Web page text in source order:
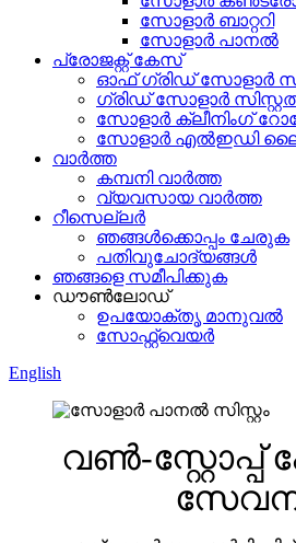
സോളാർ ബാറ്ററി
സോളാർ പാനൽ
പ്രോജക്റ്റ് കേസ്
ഓഫ് ഗ്രിഡ് സോളാർ
ഗ്രിഡ് സോളാർ
സോളാർ ക്ലീനിംഗ്
സോളാർ എൽഇഡി ലൈറ്റ്
വാർത്ത
കമ്പനി വാർത്ത
വ്യവസായ വാർത്ത
റീസെല്ലർ
ഞങ്ങൾക്കൊപ്പം ചേരുക
പതിവുചോദ്യങ്ങൾ
ഞങ്ങളെ സമീപിക്കുക
ഡൗൺലോഡ്
ഉപയോക്തൃ മാനുവൽ
സോഫ്റ്റ്വെയർ
English
വൺ-സ്റ്റോപ്പ്